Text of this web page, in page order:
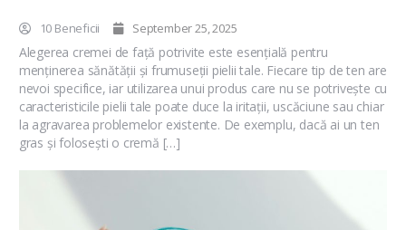
10 Beneficii September 25, 2025
Alegerea cremei de față potrivite este esențială pentru
menținerea sănătății și frumuseții pielii tale. Fiecare tip de ten are
nevoi specifice, iar utilizarea unui produs care nu se potrivește cu
caracteristicile pielii tale poate duce la iritații, uscăciune sau chiar
la agravarea problemelor existente. De exemplu, dacă ai un ten
gras și folosești o cremă […]